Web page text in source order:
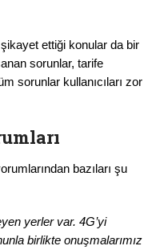
şikayet ettiği konular da bir
sorunlar, tarife
sorunlar kullanıcıları zor
bazıları şu
yerler var. 4G’yi
birlikte onuşmalarımız